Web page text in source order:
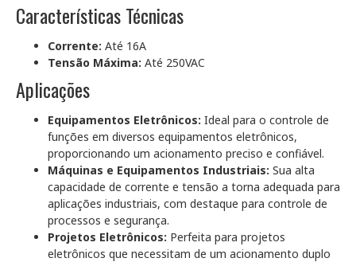
Características Técnicas
Corrente: Até 16A
Tensão Máxima: Até 250VAC
Aplicações
Equipamentos Eletrônicos: Ideal para o controle de
funções em diversos equipamentos eletrônicos,
proporcionando um acionamento preciso e confiável.
Máquinas e Equipamentos Industriais: Sua alta
capacidade de corrente e tensão a torna adequada para
aplicações industriais, com destaque para controle de
processos e segurança.
Projetos Eletrônicos: Perfeita para projetos
eletrônicos que necessitam de um acionamento duplo